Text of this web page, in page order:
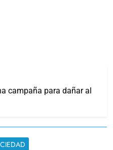
campaña para dañar al